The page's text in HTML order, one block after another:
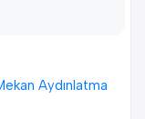
Aydınlatma